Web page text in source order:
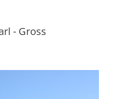
- Gross